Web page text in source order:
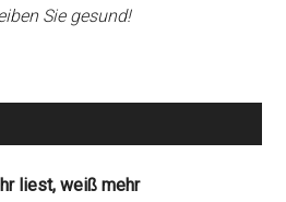
Sie gesund!
liest, weiß mehr